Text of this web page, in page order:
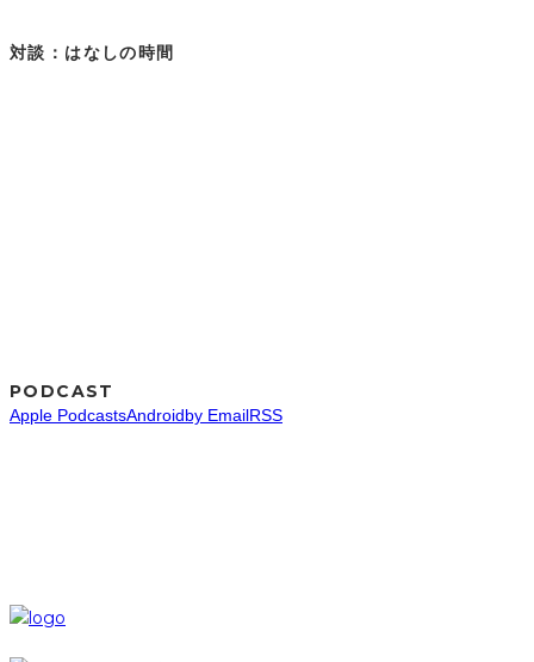
対談：はなしの時間
PODCAST
Apple PodcastsAndroidby EmailRSS